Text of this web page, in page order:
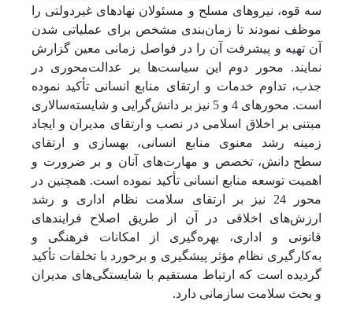
سه قوه، نیروهای مسلح و مسئولان نهادهای غیردولتی را
موظف نمودند تا زمان‌بندی مشخص برای عملیاتی شدن
آن تهیه و پیشرفت آن را در فواصل زمانی معین گزارش
نمایند. محور دوم این سیاست‌ها بر عدالت‌محوری در
جذب، تداوم خدمات و ارتقای منابع انسانی تأکید نموده
است. محورهای 4 و 5 نیز بر دانش‌گرایی و شایسته‌سالاری
مبتنی بر اخلاق اسلامی در نصب و ارتقای مدیران و ایجاد
زمینه رشد معنوی منابع انسانی، بهسازی و ارتقای
سطح دانش، تخصص و مهارت‌های آنان و بر ضرورت و
اهمیت توسعه منابع انسانی تأکید نموده است. همچنین در
محور 24 نیز بر ارتقای سلامت نظام اداری و رشد
ارزش‌های اخلاقی در آن از طریق اصلاح فرایندهای
قانونی و اداری، بهره‌گیری از امکانات فرهنگی و
به‌کارگیری نظام مؤثر پیشگیری و برخورد با تخلفات تأکید
گردیده است که ارتباط مستقیم با شایستگی‌های مدیران
و بحث سلامت سازمانی دارد.